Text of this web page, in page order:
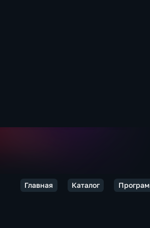
Главная Каталог